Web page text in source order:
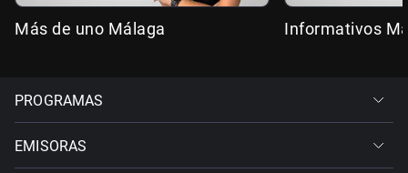
Más de uno Málaga Informativos
PROGRAMAS
EMISORAS